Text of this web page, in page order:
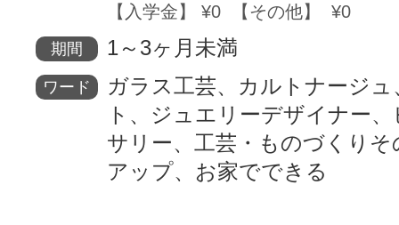
【入学金】 ¥0 【その他】 ¥0
期間 1～3ヶ月未満
ワード
ガラス工芸、カルトナージ
ト、ジュエリーデザイナー
サリー、工芸・ものづくりそ
アップ、お家でできる